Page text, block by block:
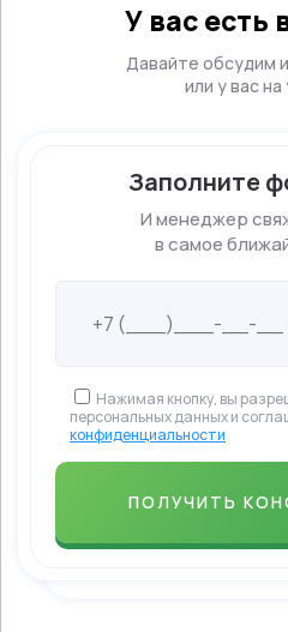
У вас есть
Давайте обсудим
или у вас на
Заполните
И менеджер
в самое
Нажимая кнопку, вы
персональных данных и
конфиденциальности